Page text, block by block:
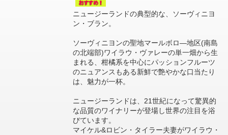
ニュージーランドの典型的な、ソーヴィニヨ
ン・ブラン。
ソーヴィニヨンの聖地マールボロ―地区(南島
の北端部)ワイラウ・ヴァレーの単一畑から生
まれる、柑橘系を中心にパッションフルーツ
のニュアンスもある新鮮で艶やかな口当たり
は、魅力が一杯。
ニュージーランドは、21世紀になって驚異的
な品質のワイナリーが登場し世界の注目を浴
びています。
マイケル&ロビン・タイラー夫妻がワイラウ・